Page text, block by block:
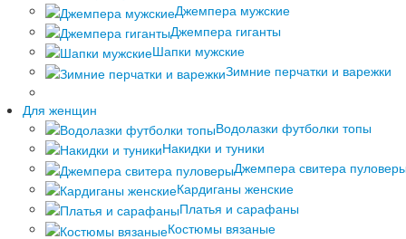
Джемпера мужские
Джемпера гиганты
Шапки мужские
Зимние перчатки и варежки
Для женщин
Водолазки футболки топы
Накидки и туники
Джемпера свитера
Кардиганы женские
Платья и сарафаны
Костюмы вязаные